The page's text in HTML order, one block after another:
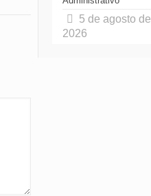
5 de agosto de
2026